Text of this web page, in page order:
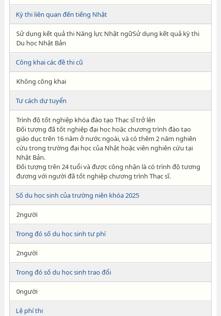
Kỳ thi liên quan đến tiếng Nhật
Sử dụng kết quả thi Năng lực Nhật ngữSử dụng kết quả kỳ thi
Du học Nhật Bản
Công khai các đề thi cũ
Không công khai
Tư cách dự tuyển
Trình độ tốt nghiệp khóa đào tạo Thạc sĩ trở lên
Đối tượng đã tốt nghiệp đại học hoặc chương trình đào tạo
giáo dục trên 16 năm ở nước ngoài, và có thêm 2 năm nghiên
cứu trong trường đại học của Nhật hoặc viên nghiên cứu tại
Nhật Bản.
Đối tượng trên 24 tuổi và được công nhận là có trình độ tương
đương với người đã tốt nghiệp chương trình Thạc sĩ.
Số du học sinh của trường niên khóa 2025
2người
Trong đó số du học sinh tư phí
2người
Trong đó số du học sinh trao đổi
0người
Lệ phí thi